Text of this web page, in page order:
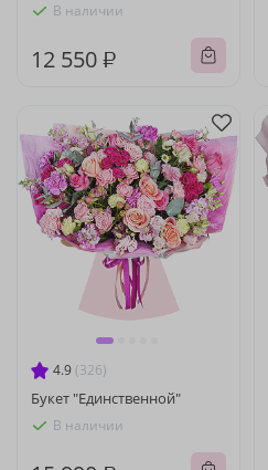
В наличии
12 550 ₽
4.9 (326)
Букет "Единственной"
В наличии